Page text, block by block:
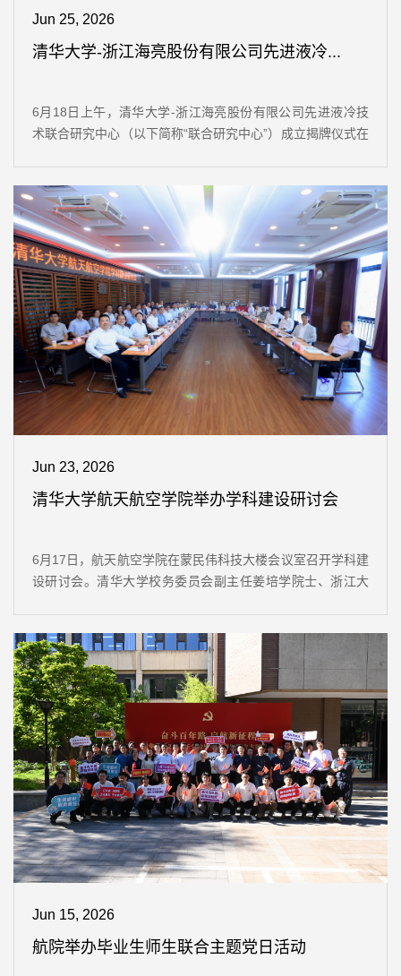
Jun 25, 2026
清华大学-浙江海亮股份有限公司先进液冷...
6月18日上午，清华大学-浙江海亮股份有限公司先进液冷技
术联合研究中心（以下简称“联合研究中心”）成立揭牌仪式在
始终立足国家重大战略需求，推动基础研究与产业应用深度
融合。当前液冷技术已成为支撑国家算力基础设施和高端装
备的关键共性技术，希望双方以联合研究中心为平台，充分
发挥学科交叉和产业落地的协同...
Jun 23, 2026
清华大学航天航空学院举办学科建设研讨会
6月17日，航天航空学院在蒙民伟科技大楼会议室召开学科建
设研讨会。清华大学校务委员会副主任姜培学院士、浙江大
士、南京航空航天大学宣益民院士、西安交通大学何雅玲院
士、南京航空航天大学郭万林院士、国防科技大学李东旭院
士、南方科技大学赵天寿院士、中国空气动力研究与发展中
心唐志共院士、大连理工大学郭旭院士...
Jun 15, 2026
航院举办毕业生师生联合主题党日活动